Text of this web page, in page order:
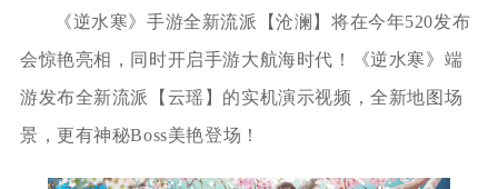
《逆水寒》手游全新流派【沧澜】将在今年520发布
会惊艳亮相，同时开启手游大航海时代！《逆水寒》端
游发布全新流派【云瑶】的实机演示视频，全新地图场
景，更有神秘Boss美艳登场！